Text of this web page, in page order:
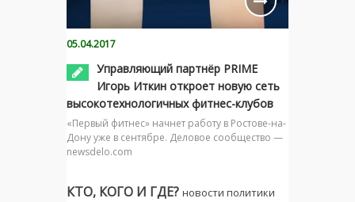
05.04.2017
Управляющий партнёр PRIME
Игорь Иткин откроет новую сеть
высокотехнологичных фитнес-клубов
«Первый фитнес» начнет работу в Ростове-на-
Дону уже в сентябре. Деловое сообщество —
newsdelo.com
КТО, КОГО И ГДЕ? новости политики